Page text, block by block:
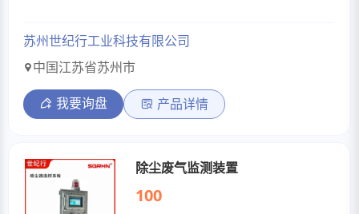
苏州世纪行工业科技有限公司
中国江苏省苏州市
我要询盘 产品详情
除尘废气监测装置
100